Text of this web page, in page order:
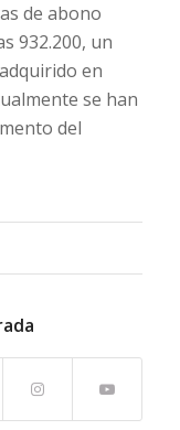
de abono
932.200, un
en
se han
del